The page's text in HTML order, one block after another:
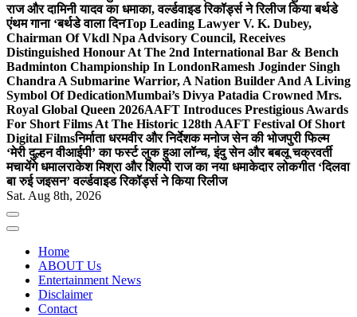
राज और दामिनी यादव का धमाका, वर्ल्डवाइड रिकॉर्ड्स ने रिलीज किया बर्थडे
एंथम गाना ‘बर्थडे वाला दिनTop Leading Lawyer V. K. Dubey,
Chairman Of Vkdl Npa Advisory Council, Receives
Distinguished Honour At The 2nd International Bar & Bench
Badminton Championship In LondonRamesh Joginder Singh
Chandra A Submarine Warrior, A Nation Builder And A Living
Symbol Of DedicationMumbai’s Divya Patadia Crowned Mrs.
Royal Global Queen 2026AAFT Introduces Prestigious Awards
For Short Films At The Historic 128th AAFT Festival Of Short
Digital Filmsनिर्माता धरमवीर और निर्देशक मनोज सेन की भोजपुरी फिल्म
‘मेरी दुल्हन वीआईपी’ का फर्स्ट लुक हुआ लॉन्च, इंदु सेन और बबलू चक्रवर्ती
मचायेंगे धमालराकेश मिश्रा और शिल्पी राज का नया धमाकेदार लोकगीत ‘दिलवा
बा रुई जइसन’ वर्ल्डवाइड रिकॉर्ड्स ने किया रिलीज
Sat. Aug 8th, 2026
Home
ABOUT Us
Entertainment News
Disclaimer
Contact